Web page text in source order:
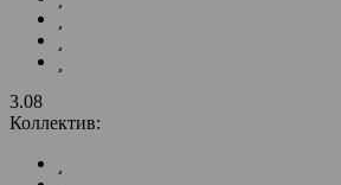
3.08
Коллектив: